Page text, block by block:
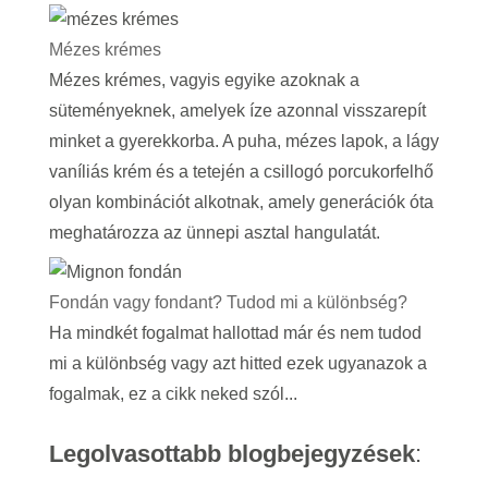
Mézes krémes
Mézes krémes, vagyis egyike azoknak a
süteményeknek, amelyek íze azonnal visszarepít
minket a gyerekkorba. A puha, mézes lapok, a lágy
vaníliás krém és a tetején a csillogó porcukorfelhő
olyan kombinációt alkotnak, amely generációk óta
meghatározza az ünnepi asztal hangulatát.
Fondán vagy fondant? Tudod mi a különbség?
Ha mindkét fogalmat hallottad már és nem tudod
mi a különbség vagy azt hitted ezek ugyanazok a
fogalmak, ez a cikk neked szól...
Legolvasottabb blogbejegyzések: